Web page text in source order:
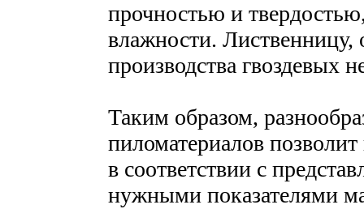
прочностью и
влажности. Лиственницу,
производства гвоздевых
Таким образом,
пиломатериалов
в соответствии с
нужными показателями